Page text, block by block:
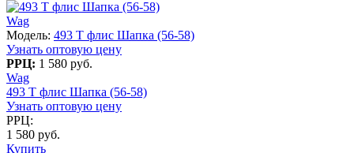
Wag
Модель: 493 T флис Шапка (56-58)
Узнать оптовую цену
РРЦ: 1 580 руб.
Wag
493 T флис Шапка (56-58)
Узнать оптовую цену
РРЦ:
1 580 руб.
Купить